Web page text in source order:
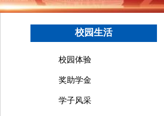
校园生活
校园体验
奖助学金
学子风采